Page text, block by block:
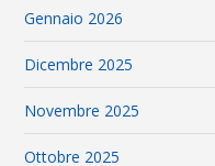
Gennaio 2026
Dicembre 2025
Novembre 2025
Ottobre 2025